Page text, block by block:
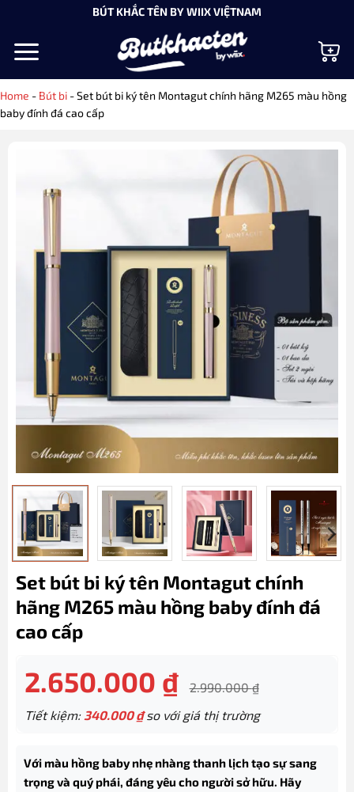
nội
BÚT KHẮC TÊN BY WIIX VIỆTNAM
Home - Bút bi -Set bút bi ký tên Montagut chính hãng M265 màu hồng
baby đính đá cao cấp
Set bút bi ký tên Montagut chính
hãng M265 màu hồng baby đính đá
cao cấp
2.650.000 ₫ 2.990.000₫
Tiết kiệm: 340.000₫so với giá thị trường
Với màu hồng baby nhẹ nhàng thanh lịch tạo sự sang
trọng và quý phái, đáng yêu cho người sở hữu. Hãy